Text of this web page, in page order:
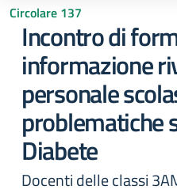
Circolare 137
Incontro di
informazione
personale
problematiche
Diabete
Docenti delle classi